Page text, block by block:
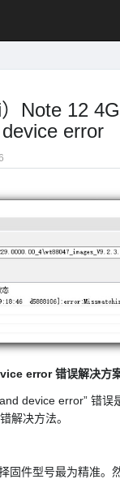
Note 12
error
error 错误解决方案
device error” 错
解决方法。
固件型号最为精准